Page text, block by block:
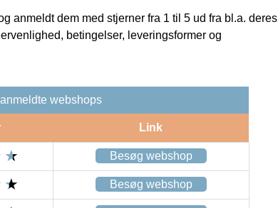
anmeldt dem med stjerner fra 1 til 5 ud fra bl.a. deres
betingelser, leveringsformer og
webshops
Link
Besøg webshop
Besøg webshop